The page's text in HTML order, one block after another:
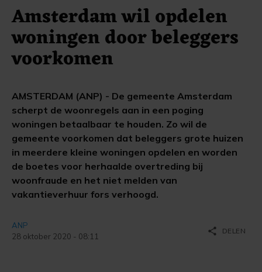
Amsterdam wil opdelen
woningen door beleggers
voorkomen
AMSTERDAM (ANP) - De gemeente Amsterdam
scherpt de woonregels aan in een poging
woningen betaalbaar te houden. Zo wil de
gemeente voorkomen dat beleggers grote huizen
in meerdere kleine woningen opdelen en worden
de boetes voor herhaalde overtreding bij
woonfraude en het niet melden van
vakantieverhuur fors verhoogd.
ANP
28 oktober 2020 - 08:11
share DELEN